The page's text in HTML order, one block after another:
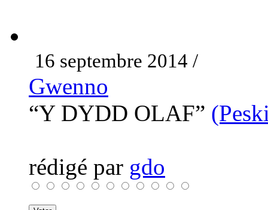
16 septembre 2014 /
Gwenno
“Y DYDD OLAF”
rédigé par gdo